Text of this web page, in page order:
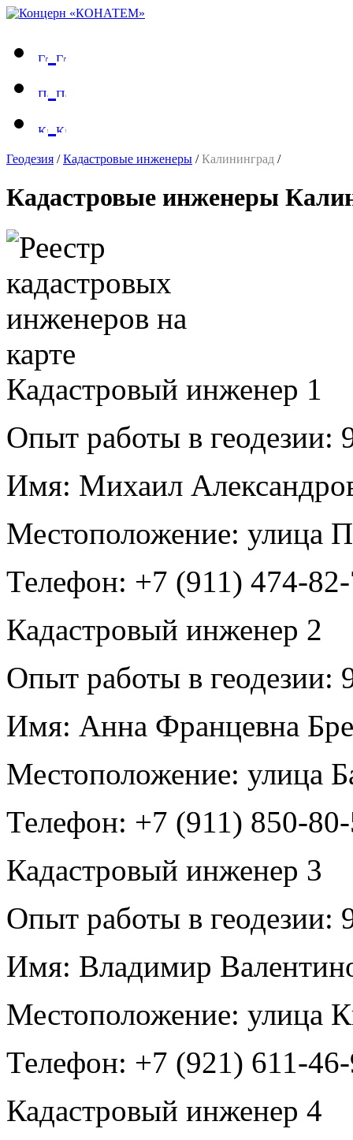
Геодезия /Кадастровые инженеры /Калининград /
Кадастровые инженеры
Кадастровый инженер 1
Опыт работы в геодезии:
Имя: Михаил
Местоположение: улица
Телефон: +7 (911) 474-
Кадастровый инженер 2
Опыт работы в геодезии:
Имя: Анна Францевна
Местоположение: улица
Телефон: +7 (911) 850-
Кадастровый инженер 3
Опыт работы в геодезии:
Имя: Владимир
Местоположение: улица
Телефон: +7 (921) 611-
Кадастровый инженер 4